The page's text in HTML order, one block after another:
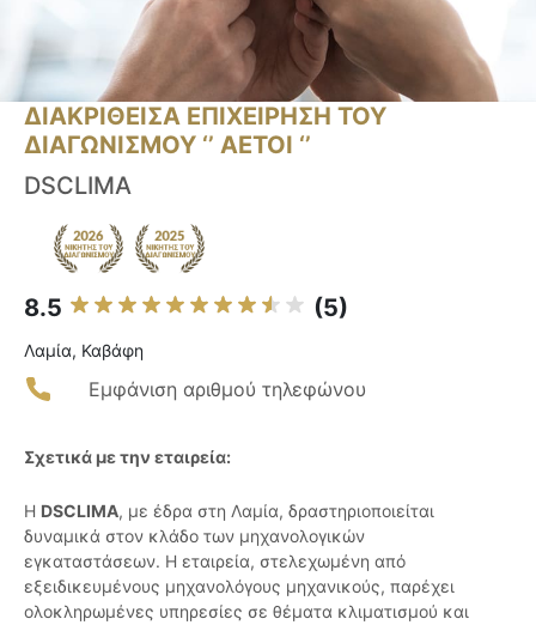
ΔΙΑΚΡΙΘΕΙΣΑ ΕΠΙΧΕΙΡΗΣΗ ΤΟΥ
ΔΙΑΓΩΝΙΣΜΟΥ ‘’ ΑΕΤΟΙ ‘’
DSCLIMA
8.5 (5)
Λαμία, Καβάφη
Εμφάνιση αριθμού τηλεφώνου
Σχετικά με την εταιρεία:
Η DSCLIMA, με έδρα στη Λαμία, δραστηριοποιείται
δυναμικά στον κλάδο των μηχανολογικών
εγκαταστάσεων. Η εταιρεία, στελεχωμένη από
εξειδικευμένους μηχανολόγους μηχανικούς, παρέχει
ολοκληρωμένες υπηρεσίες σε θέματα κλιματισμού και